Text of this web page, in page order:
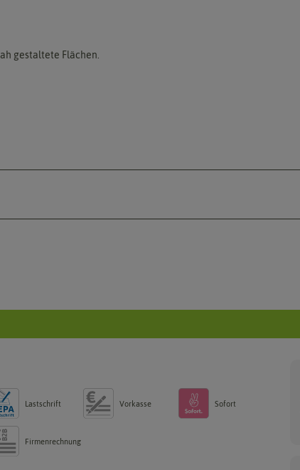
gestaltete Flächen.
Lastschrift Vorkasse Sofort
Firmenrechnung